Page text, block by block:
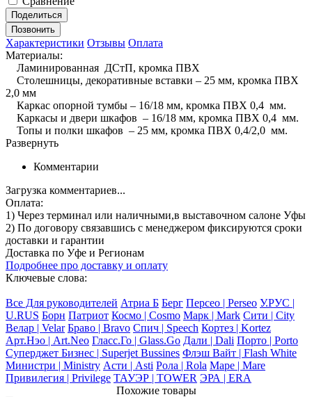
Поделиться
Позвонить
Характеристики Отзывы Оплата
Материалы:
Ламинированная ДСтП, кромка ПВХ
Столешницы, декоративные вставки – 25 мм, кромка ПВХ
2,0 мм
Каркас опорной тумбы – 16/18 мм, кромка ПВХ 0,4 мм.
Каркасы и двери шкафов – 16/18 мм, кромка ПВХ 0,4 мм.
Топы и полки шкафов – 25 мм, кромка ПВХ 0,4/2,0 мм.
Развернуть
Комментарии
Загрузка комментариев...
Оплата:
1) Через терминал или наличными,в выставочном салоне Уфы
2) По договору связавшись с менеджером фиксируются сроки
доставки и гарантии
Доставка по Уфе и Регионам
Подробнее про доставку и оплату
Ключевые слова:
Все Для руководителей Атриа Б Берг Персео | Perseo У.РУС |
U.RUS Борн Патриот Космо | Cosmo Марк | Mark Сити | City
Велар | Velar Браво | Bravo Спич | Speech Кортез | Kortez
Арт.Нэо | Art.Neo Гласс.Го | Glass.Go Дали | Dali Порто | Porto
Суперджет Бизнес | Superjet Bussines Флэш Вайт | Flash White
Министри | Ministry Асти | Asti Рола | Rola Маре | Mare
Привилегия | Privilege ТАУЭР | TOWER ЭРА | ERA
Похожие товары